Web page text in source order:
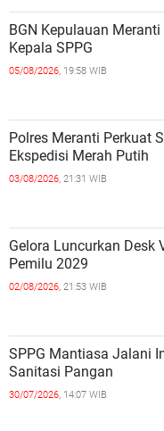
BGN Kepulauan
Kepala SPPG
05/08/2026, 19:58 WIB
Polres Meranti Perkuat
Ekspedisi Merah Putih
03/08/2026, 21:31 WIB
Gelora Luncurkan Desk
Pemilu 2029
02/08/2026, 21:53 WIB
SPPG Mantiasa Jalani
Sanitasi Pangan
30/07/2026, 14:07 WIB